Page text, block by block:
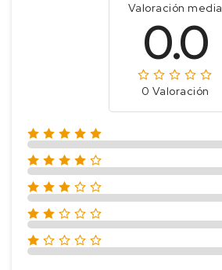
Valoración media
0.0
0 Valoración